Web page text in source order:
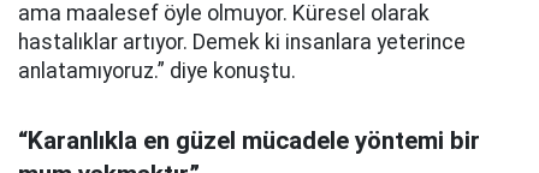
ama maalesef öyle olmuyor. Küresel olarak
hastalıklar artıyor. Demek ki insanlara yeterince
anlatamıyoruz.” diye konuştu.
“Karanlıkla en güzel mücadele yöntemi bir